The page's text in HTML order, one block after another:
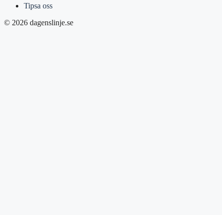
Tipsa oss
© 2026 dagenslinje.se